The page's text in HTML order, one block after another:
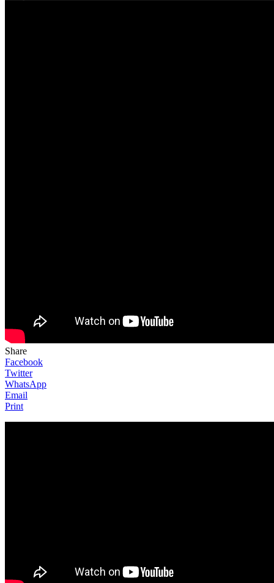
Share
Facebook
Twitter
WhatsApp
Email
Print